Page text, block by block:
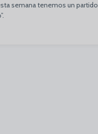
semana tenemos un partido